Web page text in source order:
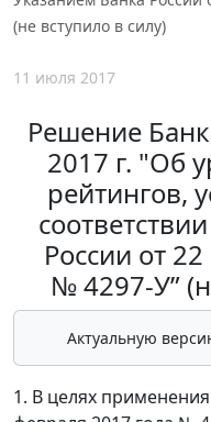
(не вступило в силу)
11 июля 2017
Решение
2017 г. "Об
рейтингов,
России от
№ 4297-У”
Актуальную
1. В целях